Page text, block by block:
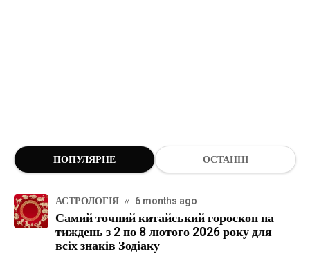
ПОПУЛЯРНЕ ОСТАННІ
АСТРОЛОГІЯ 6 months ago
Самий точний китайський гороскоп на
тиждень з 2 по 8 лютого 2026 року для
всіх знаків Зодіаку